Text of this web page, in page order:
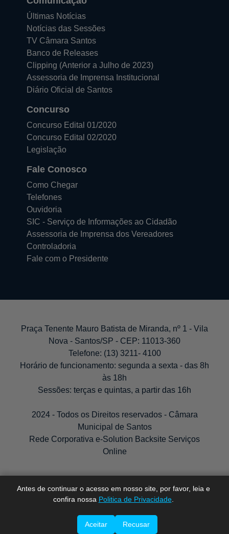
Antes de continuar o acesso em nosso site, por favor, leia e
confira nossa Politica de Privacidade.
Aceitar Recusar
Últimas Notícias
Notícias das Sessões
TV Câmara Santos
Banco de Releases
Clipping (Anterior a Julho de 2023)
Assessoria de Imprensa Institucional
Diário Oficial de Santos
Concurso
Concurso Edital 01/2020
Concurso Edital 02/2020
Legislação
Fale Conosco
Como Chegar
Telefones
Ouvidoria
SIC - Serviço de Informações ao Cidadão
Assessoria de Imprensa dos Vereadores
Controladoria
Fale com o Presidente
Praça Tenente Mauro Batista de Miranda, nº 1 - Vila
Nova - Santos/SP - CEP: 11013-360
Telefone: (13) 3211- 4100
Horário de funcionamento: segunda a sexta - das 8h
às 18h
Sessões: terças e quintas, a partir das 16h
2024 - Todos os Direitos reservados - Câmara
Municipal de Santos
Rede Corporativa e-Solution Backsite Serviços
Online